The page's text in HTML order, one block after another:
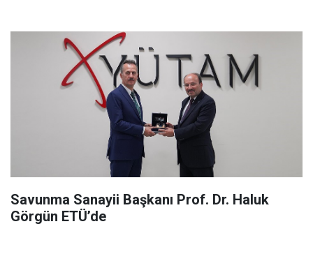
Savunma Sanayii Başkanı Prof. Dr. Haluk
Görgün ETÜ’de